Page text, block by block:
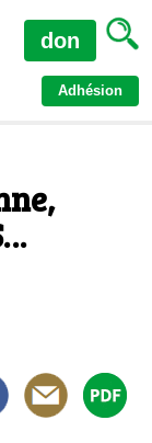
Adhésion
don